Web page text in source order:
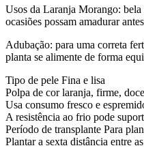
Usos da Laranja Morango:
ocasiões possam amadurar
Adubação: para uma correta
planta se alimente de forma
Tipo de pele Fina e lisa
Polpa de cor laranja, firme,
Usa consumo fresco e
A resistência ao frio pode
Período de transplante Para
Plantar a sexta distância entre